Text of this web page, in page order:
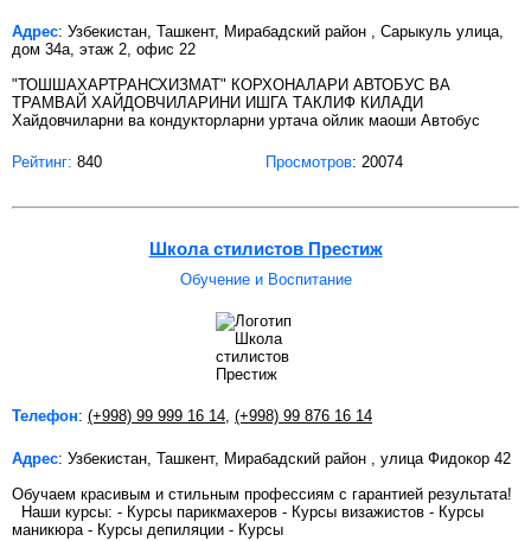
Адрес: Узбекистан, Ташкент, Мирабадский район , Сарыкуль улица,
дом 34а, этаж 2, офис 22
"ТОШШАХАРТРАНСХИЗМАТ" КОРХОНАЛАРИ АВТОБУС ВА
ТРАМВАЙ ХАЙДОВЧИЛАРИНИ ИШГА ТАКЛИФ КИЛАДИ
Хайдовчиларни ва кондукторларни уртача ойлик маоши Автобус
Рейтинг: 840 Просмотров: 20074
Школа стилистов Престиж
Обучение и Воспитание
Телефон: (+998) 99 999 16 14, (+998) 99 876 16 14
Адрес: Узбекистан, Ташкент, Мирабадский район , улица Фидокор 42
Обучаем красивым и стильным профессиям с гарантией результата!
Наши курсы: - Курсы парикмахеров - Курсы визажистов - Курсы
маникюра - Курсы депиляции - Курсы